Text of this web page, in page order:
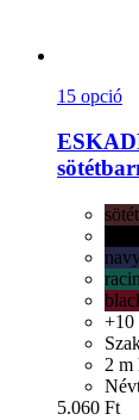
15 opció
+10
2 m
5.060 Ft